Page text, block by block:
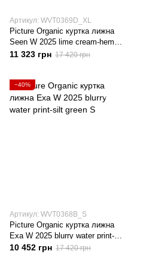
Артикул: WVT0369D_XL
Picture Organic куртка лижна
Seen W 2025 lime cream-hemp-
roebuck XL
11 323 грн 17 420 грн
−40%
Артикул: WVT0368B_S
Picture Organic куртка лижна
Exa W 2025 blurry water print-silt
green S
10 452 грн 17 420 грн